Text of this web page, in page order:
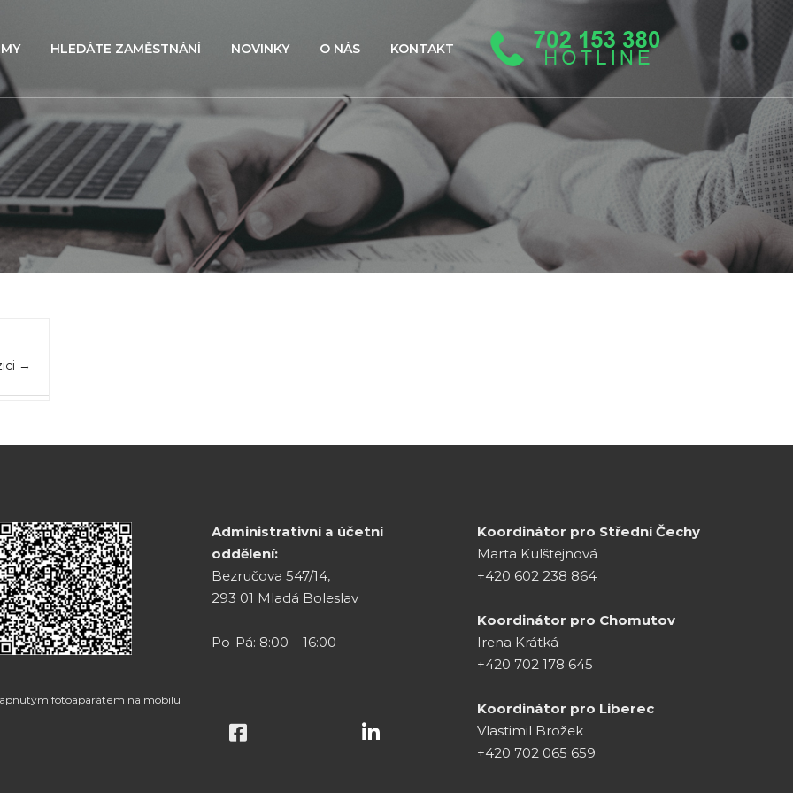
HLEDÁTE ZAMĚSTNÁNÍ NOVINKY O NÁS KONTAKT
fotoaparátem na mobilu
Administrativní a účetní
oddělení:
Bezručova 547/14,
293 01 Mladá Boleslav
Po-Pá: 8:00 – 16:00
Koordinátor pro Střední Čechy
Marta Kulštejnová
+420 602 238 864
Koordinátor pro Chomutov
Irena Krátká
+420 702 178 645
Koordinátor pro Liberec
Vlastimil Brožek
+420 702 065 659